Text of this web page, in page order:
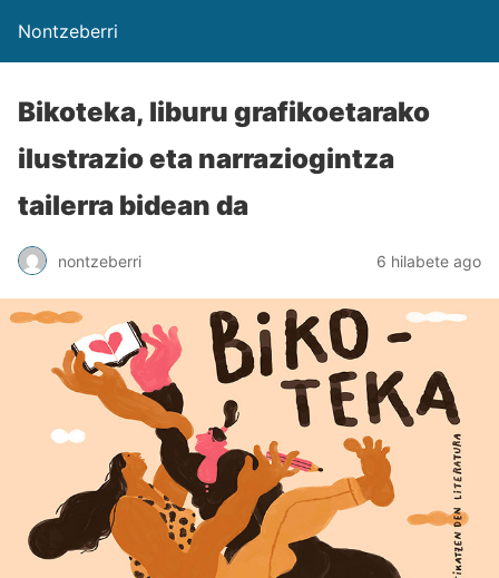
Nontzeberri
Bikoteka, liburu grafikoetarako
ilustrazio eta narraziogintza
tailerra bidean da
nontzeberri 6 hilabete ago